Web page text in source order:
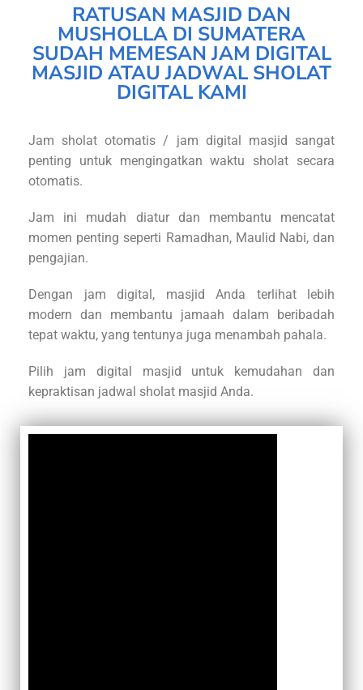
RATUSAN MASJID DAN
MUSHOLLA DI SUMATERA
SUDAH MEMESAN JAM DIGITAL
MASJID ATAU JADWAL SHOLAT
DIGITAL KAMI
Jam sholat otomatis / jam digital masjid sangat
penting untuk mengingatkan waktu sholat secara
otomatis.
Jam ini mudah diatur dan membantu mencatat
momen penting seperti Ramadhan, Maulid Nabi, dan
pengajian.
Dengan jam digital, masjid Anda terlihat lebih
modern dan membantu jamaah dalam beribadah
tepat waktu, yang tentunya juga menambah pahala.
Pilih jam digital masjid untuk kemudahan dan
kepraktisan jadwal sholat masjid Anda.